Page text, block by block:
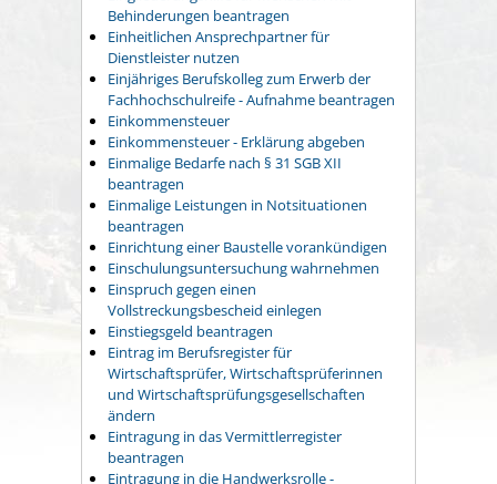
Behinderungen beantragen
Einheitlichen Ansprechpartner für
Dienstleister nutzen
Einjähriges Berufskolleg zum Erwerb der
Fachhochschulreife - Aufnahme beantragen
Einkommensteuer
Einkommensteuer - Erklärung abgeben
Einmalige Bedarfe nach § 31 SGB XII
beantragen
Einmalige Leistungen in Notsituationen
beantragen
Einrichtung einer Baustelle vorankündigen
Einschulungsuntersuchung wahrnehmen
Einspruch gegen einen
Vollstreckungsbescheid einlegen
Einstiegsgeld beantragen
Eintrag im Berufsregister für
Wirtschaftsprüfer, Wirtschaftsprüferinnen
und Wirtschaftsprüfungsgesellschaften
ändern
Eintragung in das Vermittlerregister
beantragen
Eintragung in die Handwerksrolle -